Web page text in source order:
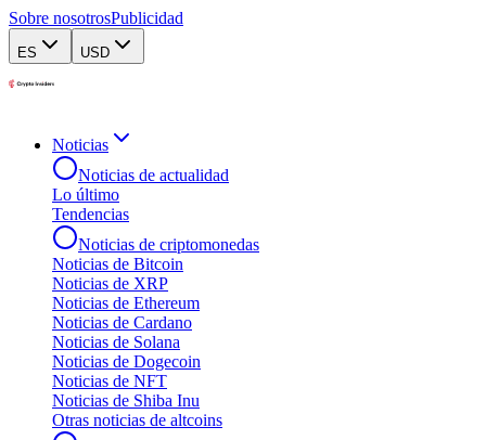
Sobre nosotrosPublicidad
ES USD
Noticias
Noticias de actualidad
Lo último
Tendencias
Noticias de criptomonedas
Noticias de Bitcoin
Noticias de XRP
Noticias de Ethereum
Noticias de Cardano
Noticias de Solana
Noticias de Dogecoin
Noticias de NFT
Noticias de Shiba Inu
Otras noticias de altcoins